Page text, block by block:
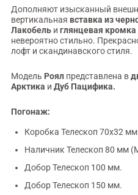
Дополняют изысканный
вертикальная вставка из
Лакобель и глянцевая кромка
невероятно стильно.
лофт и скандинавского стиля.
Модель Роял представлена в
Арктика и Дуб Пацифика.
Погонаж:
Коробка Телескоп 70х32
Наличник Телескоп 80 мм
Добор Телескоп 100 мм.
Добор Телескоп 150 мм.